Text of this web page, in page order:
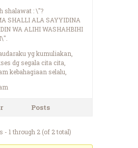
shalawat : \"?
SHALLI ALA SAYYIDINA
WA ALIHI WASHAHBIHI
yg kumuliakan,
dg segala cita cita,
kebahagiaan selalu,
Posts
- 1 through 2 (of 2 total)